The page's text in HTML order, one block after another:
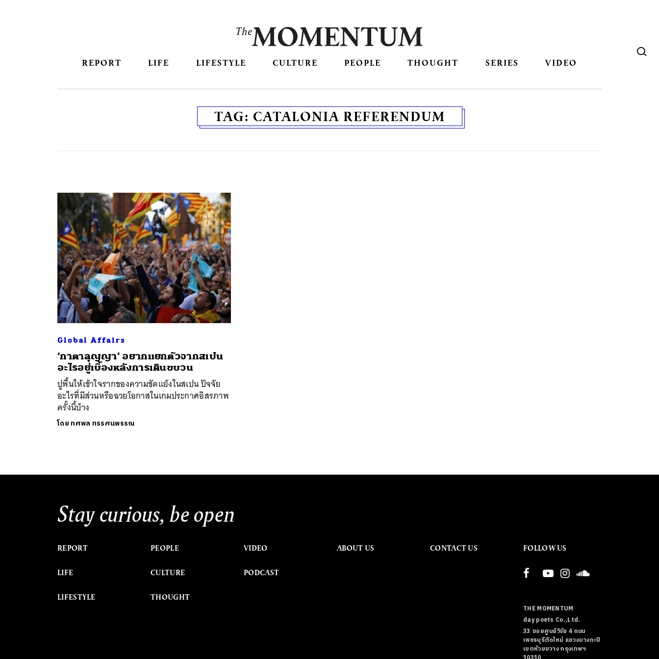
REPORT LIFE LIFESTYLE CULTURE PEOPLE THOUGHT SERIES VIDEO
TAG: CATALONIA REFERENDUM
Global Affairs
‘กาตาลุญญา’ อยากแยกตัวจากสเปน
อะไรอยู่เบื้องหลังการเดินขบวน
ปูพื้นให้เข้าใจรากของความขัดแย้งในสเปน ปัจจัย
อะไรที่มีส่วนหรือฉวยโอกาสในเกมประกาศอิสรภาพ
ครั้งนี้บ้าง
โดย ทศพล ทรรศนพรรณ
Stay curious, be open
REPORT
LIFE
LIFESTYLE
PEOPLE
CULTURE
THOUGHT
VIDEO
PODCAST
ABOUT US CONTACT US FOLLOW US
THE MOMENTUM
day poets Co.,Ltd.
33 ซอยศูนย์วิจัย 4 ถนน
เพชรบุรีตัดใหม่ แขวงบางกะปิ
เขตห้วยขวาง กรุงเทพฯ
ค้นหา